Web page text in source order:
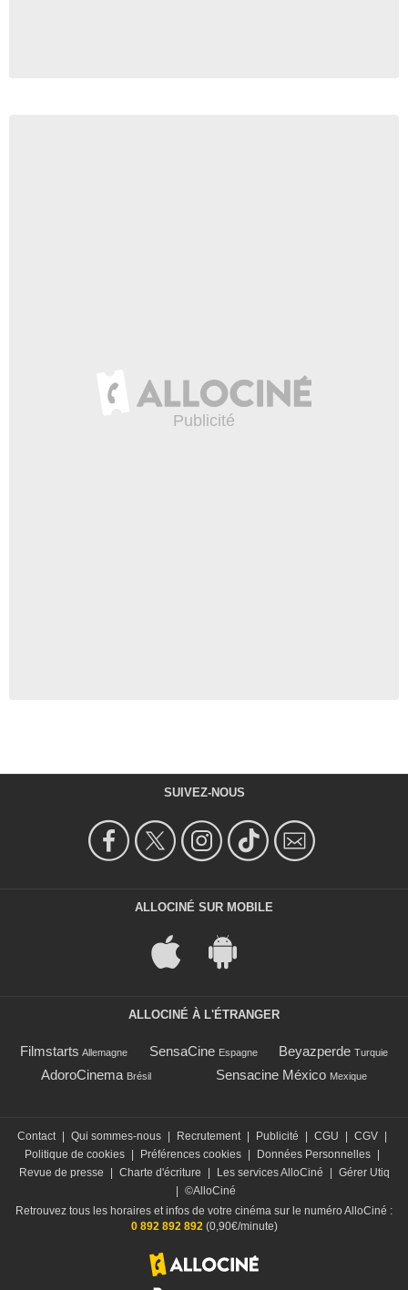
SUIVEZ-NOUS
ALLOCINÉ SUR MOBILE
ALLOCINÉ À L'ÉTRANGER
Filmstarts Allemagne SensaCine Espagne Beyazperde Turquie
AdoroCinema Brésil Sensacine México Mexique
Contact | Qui sommes-nous | Recrutement | Publicité | CGU | CGV |
Politique de cookies | Préférences cookies | Données Personnelles |
Revue de presse
| Charte d'écriture | Les services AlloCiné | Gérer Utiq
| ©AlloCiné
Retrouvez tous les horaires et infos de votre cinéma sur le numéro AlloCiné :
0 892 892 892(0,90€/minute)